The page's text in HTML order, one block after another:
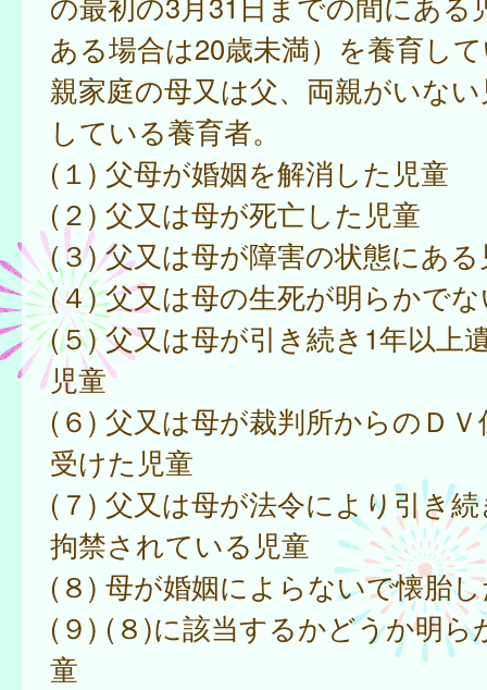
ある場合は20歳未満）を養育し
親家庭の母又は父、両親がいな
している養育者。
(１) 父母が婚姻を解消した児童
(２) 父又は母が死亡した児童
(３) 父又は母が障害の状態にある
(４) 父又は母の生死が明らかで
(５) 父又は母が引き続き1年以上
児童
(６) 父又は母が裁判所からのＤ
受けた児童
(７) 父又は母が法令により引き
拘禁されている児童
(８) 母が婚姻によらないで懐胎
(９) (８)に該当するかどうか明ら
童